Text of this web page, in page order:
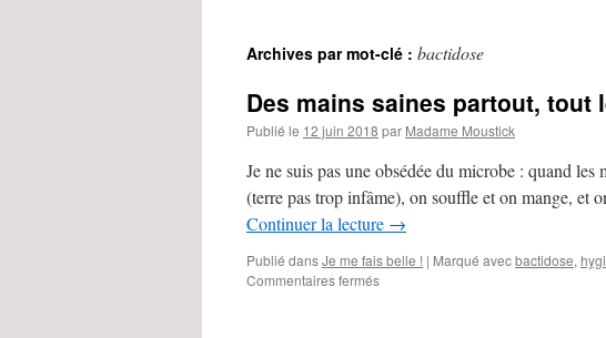
contenu
Archives par mot-clé : bactidose
Des mains saines partout, tout
Publié le 12 juin 2018 par Madame Moustick
Je ne suis pas une obsédée du microbe : quand
(terre pas trop infâme), on souffle et on mange, et
Continuer la lecture →
Publié dansJe me fais belle ! | Marqué avecbactidose,
Commentaires fermés